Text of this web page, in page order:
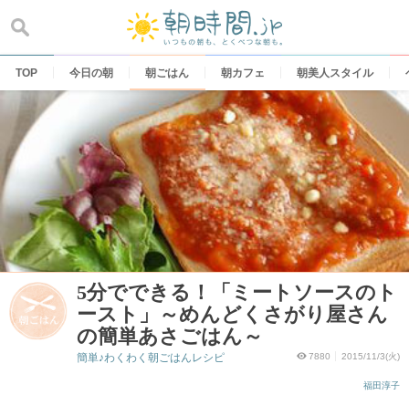
content
TOP 今日の朝 朝ごはん 朝カフェ 朝美人スタイル
5分でできる！「ミートソースのト
ースト」～めんどくさがり屋さん
の簡単あさごはん～
7880 2015/11/3(火)
福田淳子
簡単♪わくわく朝ごはんレシピ